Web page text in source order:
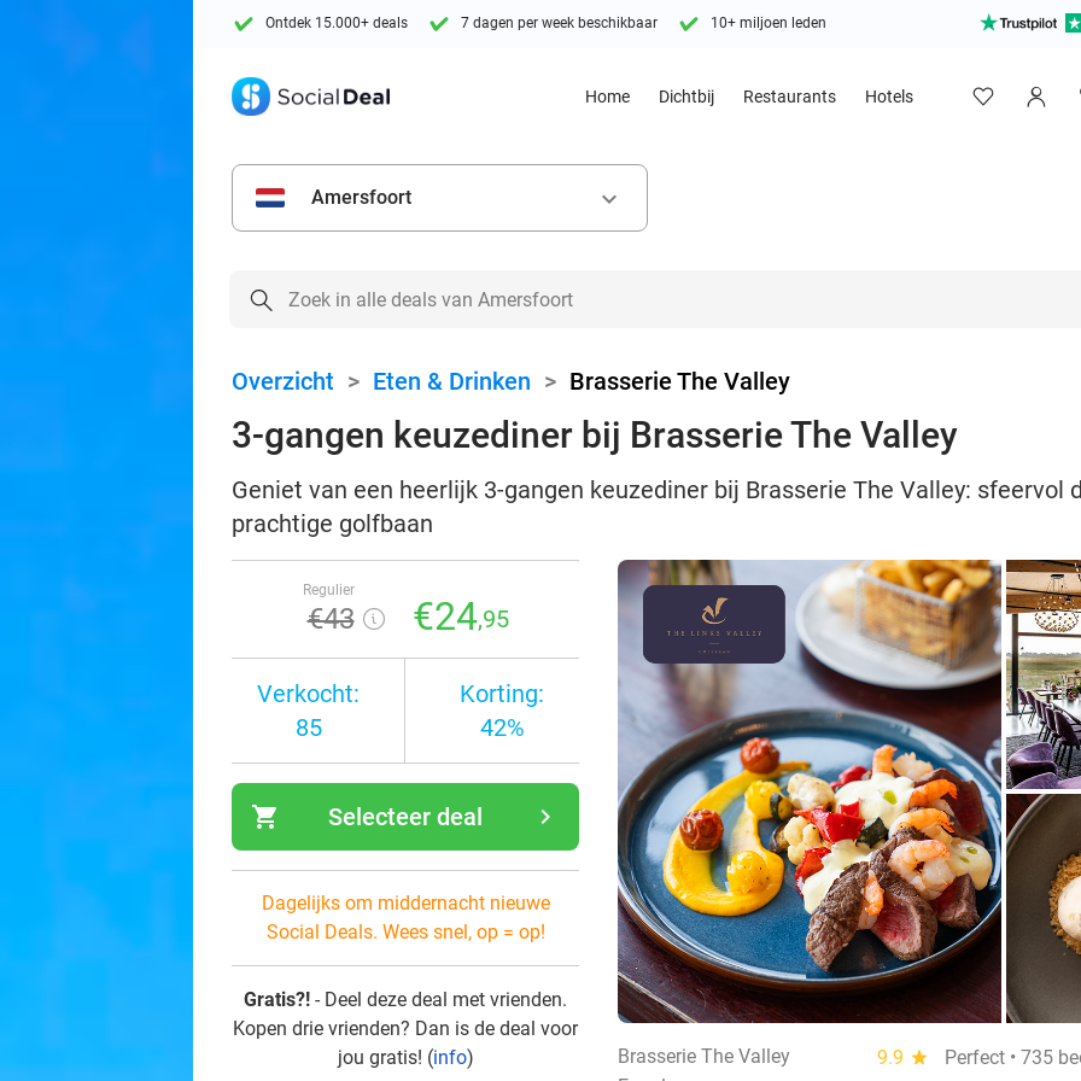
Ontdek 15.000+ deals 7 dagen per week beschikbaar 10+ miljoen leden
Home Dichtbij Restaurants Hotels
Amersfoort keyboard_arrow_down
Overzicht > Eten & Drinken > Brasserie The Valley
3-gangen keuzediner bij Brasserie The Valley
Geniet van een heerlijk 3-gangen keuzediner bij Brasserie The Valley: sfeervol
prachtige golfbaan
Regulier
€43 €24,95
Verkocht:
85
Korting:
42%
shopping_cart navigate_next
Selecteer deal
Dagelijks om middernacht nieuwe
Social Deals. Wees snel, op = op!
Gratis?! - Deel deze deal met vrienden.
Kopen drie vrienden? Dan is de deal voor
jou gratis! (info) Brasserie The Valley 9.9 star
Perfect • 735